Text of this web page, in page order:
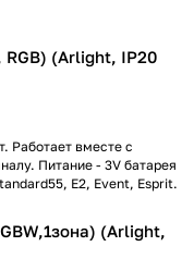
RGB) (Arlight, IP20
Работает вместе с
Питание - 3V батарея
E2, Event, Esprit.
(Arlight,